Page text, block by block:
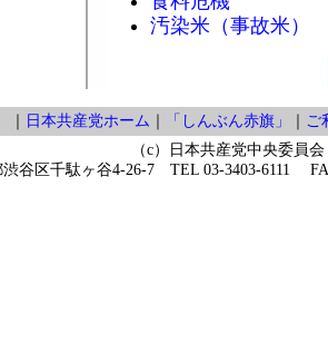
汚染米（事故米）
｜ 日本共産党ホーム ｜ 「しんぶん赤旗」 ｜ ご
（c）日本共産党中央委員会
谷区千駄ヶ谷4-26-7 TEL 03-3403-6111